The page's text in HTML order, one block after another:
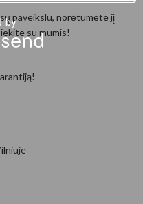
paveikslu, norėtumėte jį
su mumis!